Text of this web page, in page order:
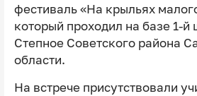
фестиваль «На крыльях
который проходил на базе 1-й
Степное Советского района
области.
На встрече присутствовали